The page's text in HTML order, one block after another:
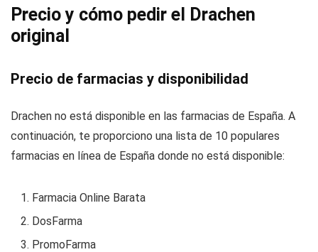
Precio y cómo pedir el Drachen
original
Precio de farmacias y disponibilidad
Drachen no está disponible en las farmacias de España. A
continuación, te proporciono una lista de 10 populares
farmacias en línea de España donde no está disponible:
Farmacia Online Barata
DosFarma
PromoFarma